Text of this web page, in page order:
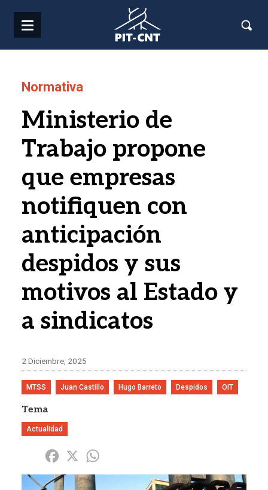
Normativa
Ministerio de
Trabajo propone
que empresas
notifiquen con
anticipación
despidos y sus
motivos al Estado y
a sindicatos
2 Diciembre, 2025
MTSS Juan Castillo Hugo Barreto Despidos OIT
Tema
Actualidad
Share Facebook
X
Imagen